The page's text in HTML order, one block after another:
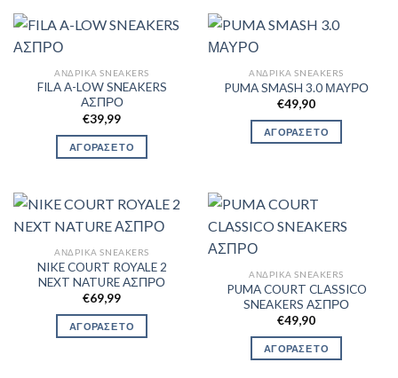
ΑΝΔΡΙΚΆ SNEAKERS
FILA A-LOW SNEAKERS
ΑΣΠΡΟ
€39,99
ΑΓΟΡΑΣΕ ΤΟ
ΑΝΔΡΙΚΆ SNEAKERS
PUMA SMASH 3.0 ΜΑΥΡΟ
€49,90
ΑΓΟΡΑΣΕ ΤΟ
ΑΝΔΡΙΚΆ SNEAKERS
NIKE COURT ROYALE 2
NEXT NATURE ΑΣΠΡΟ
€69,99
ΑΓΟΡΑΣΕ ΤΟ
ΑΝΔΡΙΚΆ SNEAKERS
PUMA COURT CLASSICO
SNEAKERS ΑΣΠΡΟ
€49,90
ΑΓΟΡΑΣΕ ΤΟ